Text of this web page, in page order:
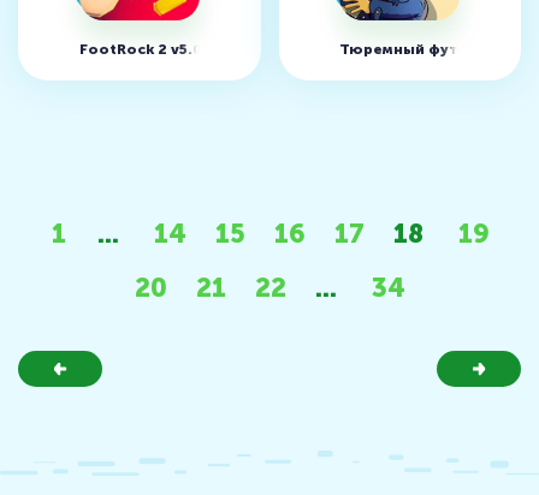
FootRock 2 v5.0 (MOD, много денег)Тюремный футбол! v2.0
1 ... 14 15 16 17 18
19
20
21 22 ... 34